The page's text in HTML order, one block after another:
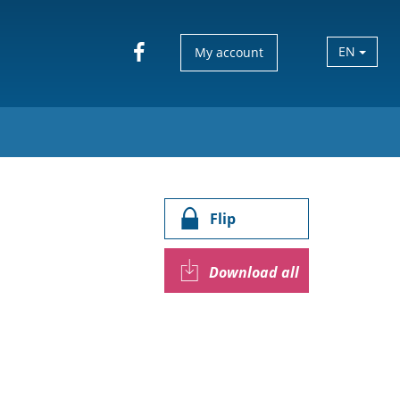
My account EN
Flip
Download all